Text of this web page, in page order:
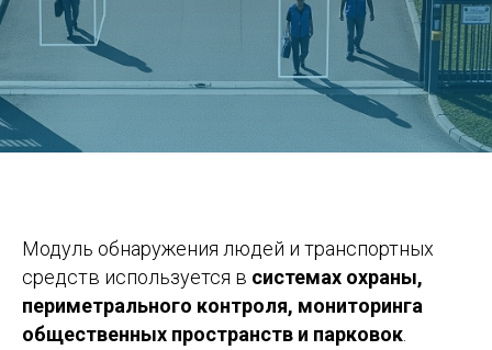
Модуль обнаружения людей и транспортных
средств используется в системах охраны,
периметрального контроля, мониторинга
общественных пространств и парковок